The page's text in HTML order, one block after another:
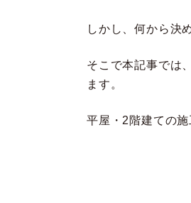
しかし、何から決
そこで本記事では、
ます。
平屋・2階建ての